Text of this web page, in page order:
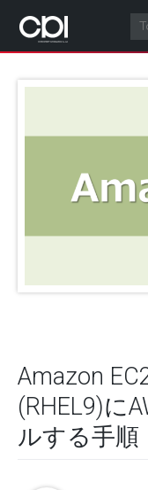
Amazon
(RHEL9)に
ルする手順